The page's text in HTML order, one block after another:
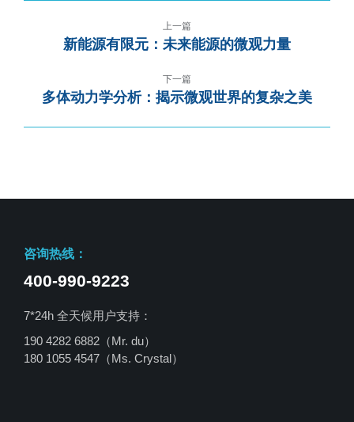
上一篇
新能源有限元：未来能源的微观力量
下一篇
多体动力学分析：揭示微观世界的复杂之美
咨询热线：
400-990-9223
7*24h 全天候用户支持：
190 4282 6882（Mr. du）
180 1055 4547 （Ms. Crystal）